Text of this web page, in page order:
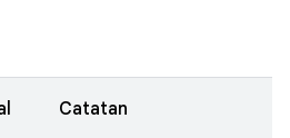
Catatan